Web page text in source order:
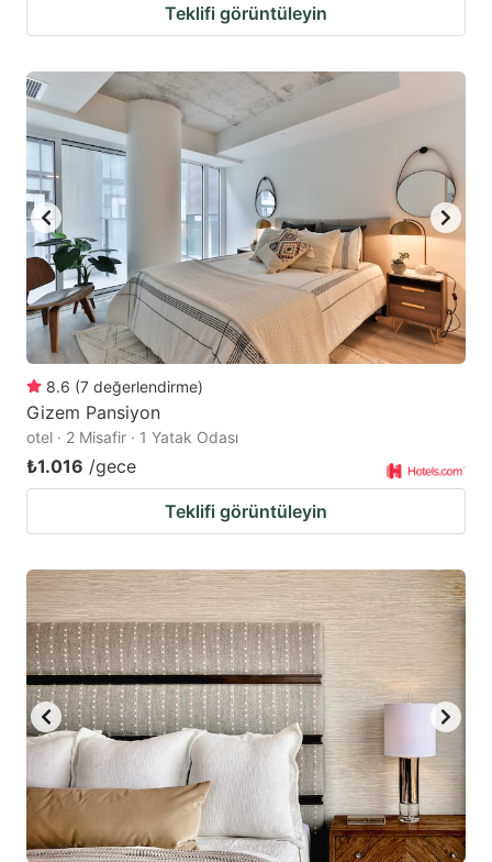
Teklifi görüntüleyin
8.6 (7 değerlendirme)
Gizem Pansiyon
otel · 2 Misafir · 1 Yatak Odası
₺1.016 /gece
Teklifi görüntüleyin